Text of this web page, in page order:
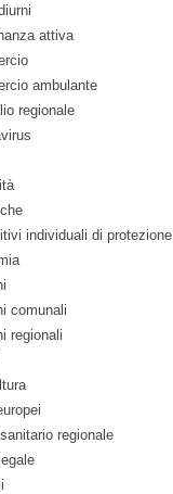
attiva
ambulante
regionale
individuali di protezione
comunali
regionali
regionale